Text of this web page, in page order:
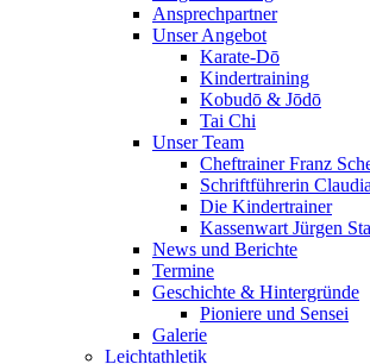
Ansprechpartner
Unser Angebot
Karate-Dō
Kindertraining
Kobudō & Jōdō
Tai Chi
Unser Team
Cheftrainer Franz
Schriftführerin
Die Kindertrainer
Kassenwart Jürgen
News und Berichte
Termine
Geschichte & Hintergründe
Pioniere und Sensei
Galerie
Leichtathletik